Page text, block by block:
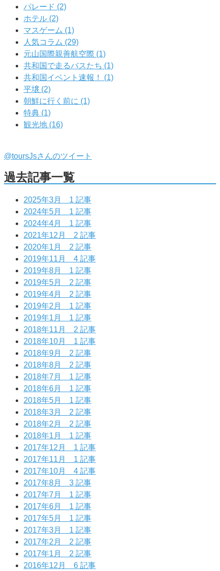
パレード (2)
ホテル (2)
マスゲーム (1)
人気コラム (29)
元山国際親善航空際 (1)
共和国で走るバスたち (1)
共和国イベント速報！ (1)
平壌 (2)
朝鮮に行く前に (1)
特典 (1)
観光地 (16)
@toursJsさんのツイート
過去記事一覧
2025年3月 1 記事
2024年5月 1 記事
2024年4月 1 記事
2021年12月 2 記事
2020年1月 2 記事
2019年11月 4 記事
2019年8月 1 記事
2019年5月 2 記事
2019年4月 2 記事
2019年2月 1 記事
2019年1月 1 記事
2018年11月 2 記事
2018年10月 1 記事
2018年9月 2 記事
2018年8月 2 記事
2018年7月 1 記事
2018年6月 1 記事
2018年5月 1 記事
2018年3月 2 記事
2018年2月 2 記事
2018年1月 1 記事
2017年12月 1 記事
2017年11月 1 記事
2017年10月 4 記事
2017年8月 3 記事
2017年7月 1 記事
2017年6月 1 記事
2017年5月 1 記事
2017年3月 1 記事
2017年2月 2 記事
2017年1月 2 記事
2016年12月 6 記事